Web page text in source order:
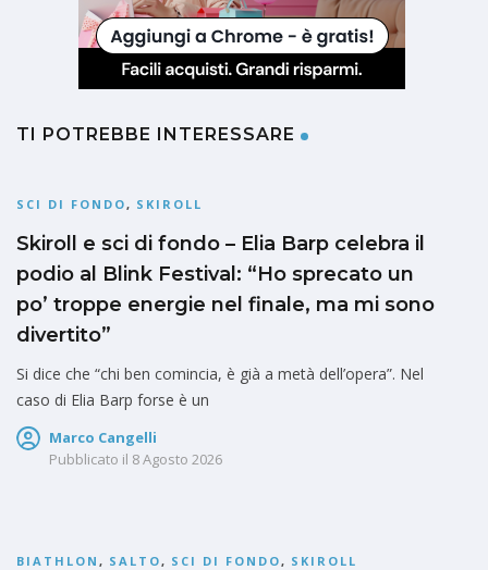
TI POTREBBE INTERESSARE
SCI DI FONDO, SKIROLL
Skiroll e sci di fondo – Elia Barp celebra il
podio al Blink Festival: “Ho sprecato un
po’ troppe energie nel finale, ma mi sono
divertito”
Si dice che “chi ben comincia, è già a metà dell’opera”. Nel
caso di Elia Barp forse è un
Marco Cangelli
Pubblicato il 8 Agosto 2026
BIATHLON , SALTO, SCI DI FONDO, SKIROLL